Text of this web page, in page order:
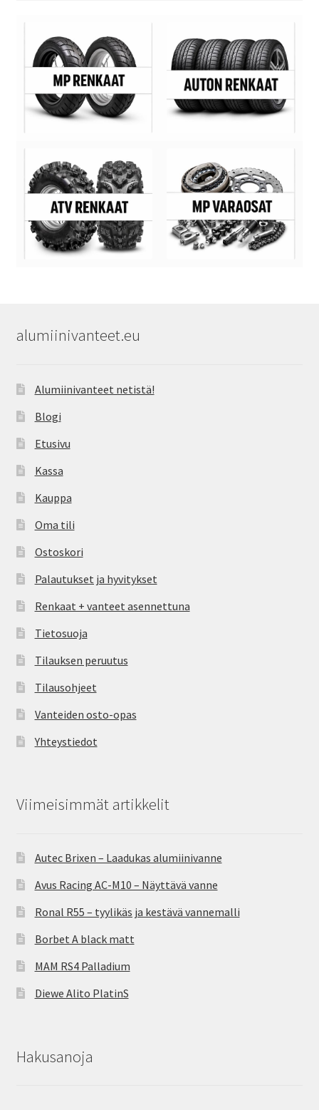
alumiinivanteet.eu
Alumiinivanteet netistä!
Blogi
Etusivu
Kassa
Kauppa
Oma tili
Ostoskori
Palautukset ja hyvitykset
Renkaat + vanteet asennettuna
Tietosuoja
Tilauksen peruutus
Tilausohjeet
Vanteiden osto-opas
Yhteystiedot
Viimeisimmät artikkelit
Autec Brixen – Laadukas alumiinivanne
Avus Racing AC-M10 – Näyttävä vanne
Ronal R55 – tyylikäs ja kestävä vannemalli
Borbet A black matt
MAM RS4 Palladium
Diewe Alito PlatinS
Hakusanoja